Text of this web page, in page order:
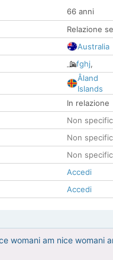
66 anni
Relazione
Australia
fghj,
Âland
Islands
In relazione
Non
Non
Non
Accedi
Accedi
womani am nice womani